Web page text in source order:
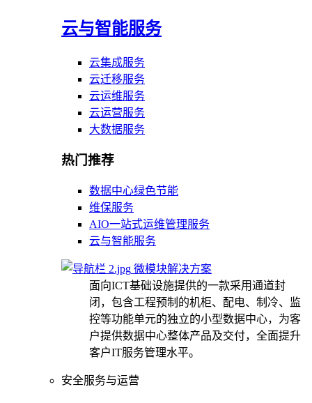
云与智能服务
云集成服务
云迁移服务
云运维服务
云运营服务
大数据服务
热门推荐
数据中心绿色节能
维保服务
AIO一站式运维管理服务
云与智能服务
微模块解决方案
面向ICT基础设施提供的一款采用通道封
闭，包含工程预制的机柜、配电、制冷、监
控等功能单元的独立的小型数据中心，为客
户提供数据中心整体产品及交付，全面提升
客户IT服务管理水平。
安全服务与运营